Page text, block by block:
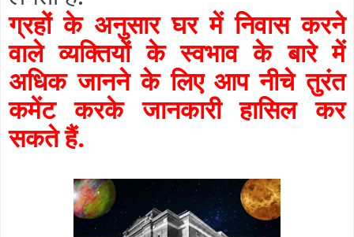
ग्रहों के अनुसार घर में निवास करने
वाले व्यक्तियों के स्वभाव के बारे में
अधिक जानने के लिए आप नीचे तुरंत
कमेंट करके जानकारी हासिल कर
सकते हैं.